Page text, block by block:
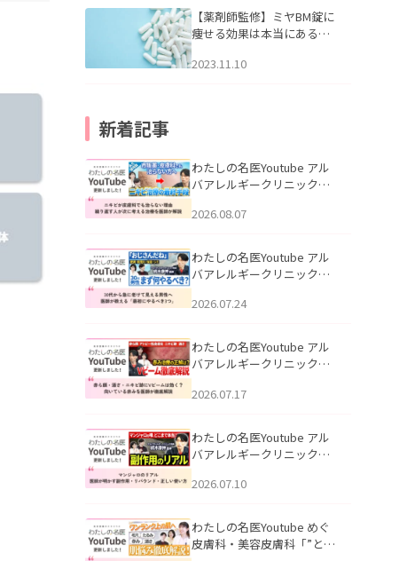
【薬剤師監修】ミヤBM錠に
痩せる効果は本当にある
2023.11.10
新着記事
わたしの名医Youtube アル
バアレルギークリニック札
らない理由｜繰り返す人が
説」を公開いたしました。
2026.08.07
わたしの名医Youtube アル
バアレルギークリニック札
える男性へ｜医師が教える
公開いたしました。
2026.07.24
わたしの名医Youtube アル
バアレルギークリニック札
跡にVビームは効く？向いて
説」を公開いたしました。
2026.07.17
わたしの名医Youtube アル
バアレルギークリニック札
医師が明かす副作用・リバ
公開いたしました。
2026.07.10
わたしの名医Youtube めぐ
皮膚科・美容皮膚科「”とお